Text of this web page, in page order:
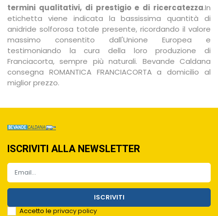
termini qualitativi, di prestigio e di ricercatezza.In
etichetta viene indicata la bassissima quantità di
anidride solforosa totale presente, ricordando il valore
massimo consentito dall'Unione Europea e
testimoniando la cura della loro produzione di
Franciacorta, sempre più naturali. Bevande Caldana
consegna ROMANTICA FRANCIACORTA a domicilio al
miglior prezzo.
ISCRIVITI ALLA NEWSLETTER
ISCRIVITI
Accetto le privacy policy